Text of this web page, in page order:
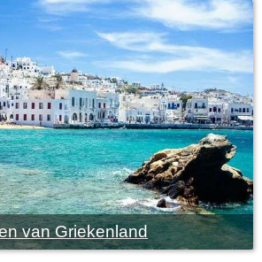
van Griekenland